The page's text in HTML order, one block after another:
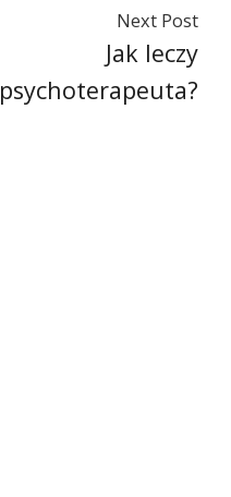
Next Post
Jak leczy
psychoterapeuta?